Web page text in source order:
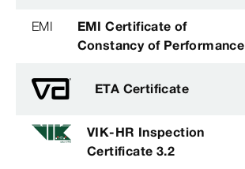
EMI
EMI Certificate of
Constancy of Performance
ETA Certificate
VIK-HR Inspection
Certificate 3.2